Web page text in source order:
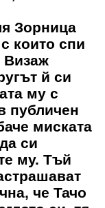
Зорница
които спи
Визаж
й си
му с
публичен
миската
си
му. Тъй
че Тачо